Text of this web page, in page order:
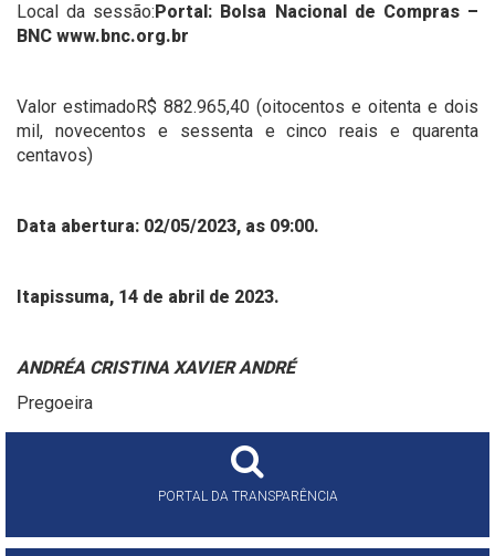
Local da sessão:Portal: Bolsa Nacional de Compras –
BNC www.bnc.org.br
Valor estimadoR$ 882.965,40 (oitocentos e oitenta e dois
mil, novecentos e sessenta e cinco reais e quarenta
centavos)
Data abertura: 02/05/2023, as 09:00.
Itapissuma, 14 de abril de 2023.
ANDRÉA CRISTINA XAVIER ANDRÉ
Pregoeira
PORTAL DA TRANSPARÊNCIA